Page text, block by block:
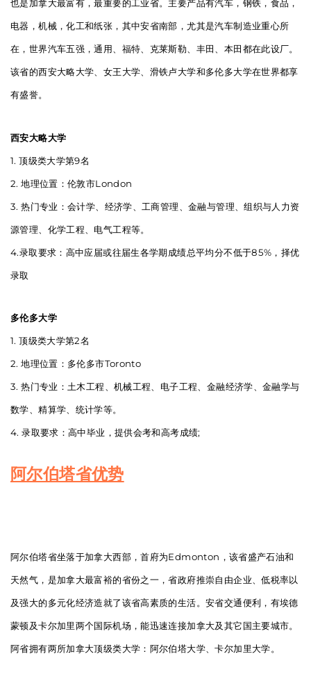
也是加拿大最富有，最重要的工业省。主要产品有汽车，钢铁，食品，
电器，机械，化工和纸张，其中安省南部，尤其是汽车制造业重心所
在，世界汽车五强，通用、福特、克莱斯勒、丰田、本田都在此设厂。
该省的西安大略大学、女王大学、滑铁卢大学和多伦多大学在世界都享
有盛誉。
西安大略大学
1. 顶级类大学第9名
2. 地理位置：伦敦市London
3. 热门专业：会计学、经济学、工商管理、金融与管理、组织与人力资
源管理、化学工程、电气工程等。
4.录取要求：高中应届或往届生各学期成绩总平均分不低于85%，择优
录取
多伦多大学
1. 顶级类大学第2名
2. 地理位置：多伦多市Toronto
3. 热门专业：土木工程、机械工程、电子工程、金融经济学、金融学与
数学、精算学、统计学等。
4. 录取要求：高中毕业，提供会考和高考成绩;
阿尔伯塔省优势
阿尔伯塔省坐落于加拿大西部，首府为Edmonton，该省盛产石油和
天然气，是加拿大最富裕的省份之一，省政府推崇自由企业、低税率以
及强大的多元化经济造就了该省高素质的生活。安省交通便利，有埃德
蒙顿及卡尔加里两个国际机场，能迅速连接加拿大及其它国主要城市。
阿省拥有两所加拿大顶级类大学：阿尔伯塔大学、卡尔加里大学。